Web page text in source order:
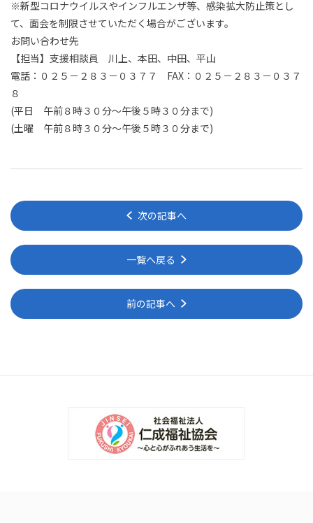
※新型コロナウイルスやインフルエンザ等、感染拡大防止策とし
て、面会を制限させていただく場合がございます。
お問い合わせ先
【担当】支援相談員 川上、本田、中田、平山
電話：０２５－２８３－０３７７ FAX ：０２５－２８３－０３７
８
(平日 午前８時３０分～午後５時３０分まで)
(土曜 午前８時３０分～午後５時３０分まで)
次の記事へ
一覧へ戻る
前の記事へ